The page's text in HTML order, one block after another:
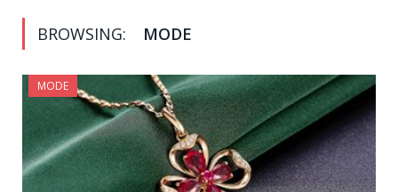
BROWSING: MODE
MODE